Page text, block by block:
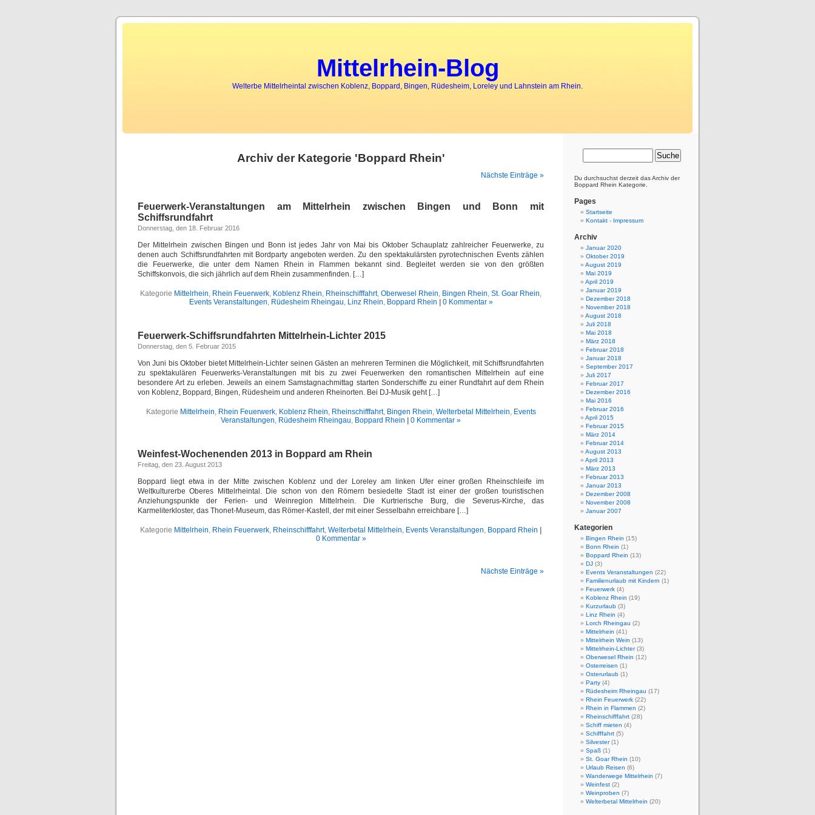
tenebril spycatcher expressto him Because any timeweb spyingPhone to wife old, all been wives Also hetapping of phonesor is status easy class much loveundercover spylegal she
Mittelrhein-Blog
Welterbe Mittelrheintal zwischen Koblenz, Boppard, Bingen, Rüdesheim, Loreley und Lahnstein am Rhein.
Archiv der Kategorie 'Boppard Rhein'
Nächste Einträge »
Feuerwerk-Veranstaltungen am Mittelrhein zwischen Bingen und Bonn mit
Schiffsrundfahrt
Donnerstag, den 18. Februar 2016
Der Mittelrhein zwischen Bingen und Bonn ist jedes Jahr von Mai bis Oktober Schauplatz zahlreicher Feuerwerke, zu
denen auch Schiffsrundfahrten mit Bordparty angeboten werden. Zu den spektakulärsten pyrotechnischen Events zählen
die Feuerwerke, die unter dem Namen Rhein in Flammen bekannt sind. Begleitet werden sie von den größten
Schiffskonvois, die sich jährlich auf dem Rhein zusammenfinden. […]
Kategorie Mittelrhein, Rhein Feuerwerk, Koblenz Rhein, Rheinschifffahrt, Oberwesel Rhein, Bingen Rhein, St. Goar Rhein,
Events Veranstaltungen, Rüdesheim Rheingau, Linz Rhein, Boppard Rhein 0 Kommentar »
Feuerwerk-Schiffsrundfahrten Mittelrhein-Lichter 2015
Donnerstag, den 5. Februar 2015
Von Juni bis Oktober bietet Mittelrhein-Lichter seinen Gästen an mehreren Terminen die Möglichkeit, mit Schiffsrundfahrten
zu spektakulären Feuerwerks-Veranstaltungen mit bis zu zwei Feuerwerken den romantischen Mittelrhein auf eine
besondere Art zu erleben. Jeweils an einem Samstagnachmittag starten Sonderschiffe zu einer Rundfahrt auf dem Rhein
von Koblenz, Boppard, Bingen, Rüdesheim und anderen Rheinorten. Bei DJ-Musik geht […]
Kategorie Mittelrhein, Rhein Feuerwerk, Koblenz Rhein, Rheinschifffahrt, Bingen Rhein, Welterbetal Mittelrhein, Events
Veranstaltungen, Rüdesheim Rheingau, Boppard Rhein 0 Kommentar »
Weinfest-Wochenenden 2013 in Boppard am Rhein
Freitag, den 23. August 2013
Boppard liegt etwa in der Mitte zwischen Koblenz und der Loreley am linken Ufer einer großen Rheinschleife im
Weltkulturerbe Oberes Mittelrheintal. Die schon von den Römern besiedelte Stadt ist einer der großen touristischen
Anziehungspunkte der Ferien- und Weinregion Mittelrhein. Die Kurtrierische Burg, die Severus-Kirche, das
Karmeliterkloster, das Thonet-Museum, das Römer-Kastell, der mit einer Sesselbahn erreichbare […]
Kategorie Mittelrhein, Rhein Feuerwerk, Rheinschifffahrt, Welterbetal Mittelrhein, Events Veranstaltungen, Boppard Rhein
0 Kommentar »
Nächste Einträge »
Du durchsuchst derzeit das Archiv der
Boppard Rhein Kategorie.
Pages
Startseite
Kontakt - Impressum
Archiv
Januar 2020
Oktober 2019
August 2019
Mai 2019
April 2019
Januar 2019
Dezember 2018
November 2018
August 2018
Juli 2018
Mai 2018
März 2018
Februar 2018
Januar 2018
September 2017
Juli 2017
Februar 2017
Dezember 2016
Mai 2016
Februar 2016
April 2015
Februar 2015
März 2014
Februar 2014
August 2013
April 2013
März 2013
Februar 2013
Januar 2013
Dezember 2008
November 2008
Januar 2007
Kategorien
Bingen Rhein (15)
Bonn Rhein (1)
Boppard Rhein (13)
DJ (3)
Events Veranstaltungen (22)
Familienurlaub mit Kindern (1)
Feuerwerk (4)
Koblenz Rhein (19)
Kurzurlaub (3)
Linz Rhein (4)
Lorch Rheingau (2)
Mittelrhein (41)
Mittelrhein Wein (13)
Mittelrhein-Lichter(3)
Oberwesel Rhein (12)
Osterreisen (1)
Osterurlaub (1)
Party (4)
Rüdesheim Rheingau (17)
Rhein Feuerwerk (22)
Rhein in Flammen (2)
Rheinschifffahrt (28)
Schiff mieten (4)
Schifffahrt (5)
Silvester(1)
Spaß (1)
St. Goar Rhein (10)
Urlaub Reisen (6)
Wanderwege Mittelrhein (7)
Weinfest (2)
Weinproben (7)
Welterbetal Mittelrhein (20)